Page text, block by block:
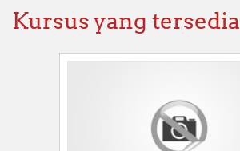
Kursus yang tersedia